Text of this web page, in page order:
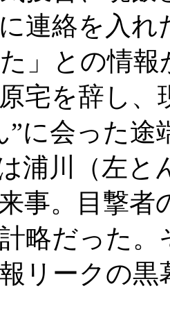
連絡を入
」との情
宅を辞し、
”に会った
浦川（左
事。目撃者
略だった
リークの